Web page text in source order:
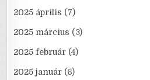
2025 április (7)
2025 március (3)
2025 február (4)
2025 január (6)